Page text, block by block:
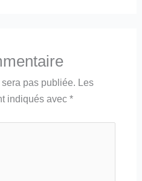
pas publiée. Les
indiqués avec *